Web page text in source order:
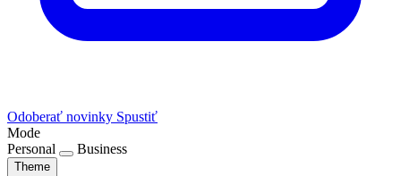
Odoberať novinky Spustiť
Mode
Personal
Business
Theme